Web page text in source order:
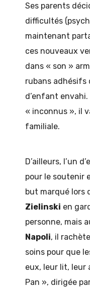
Ses parents
difficultés
maintenant
ces nouveaux
dans « son »
rubans adhésifs
d’enfant
« inconnus », il
familiale.
D’ailleurs, l’un
pour le soutenir
but marqué lors
Zielinski en
personne, mais
Napoli, il
soins pour que
eux, leur lit, leur
Pan », dirigée